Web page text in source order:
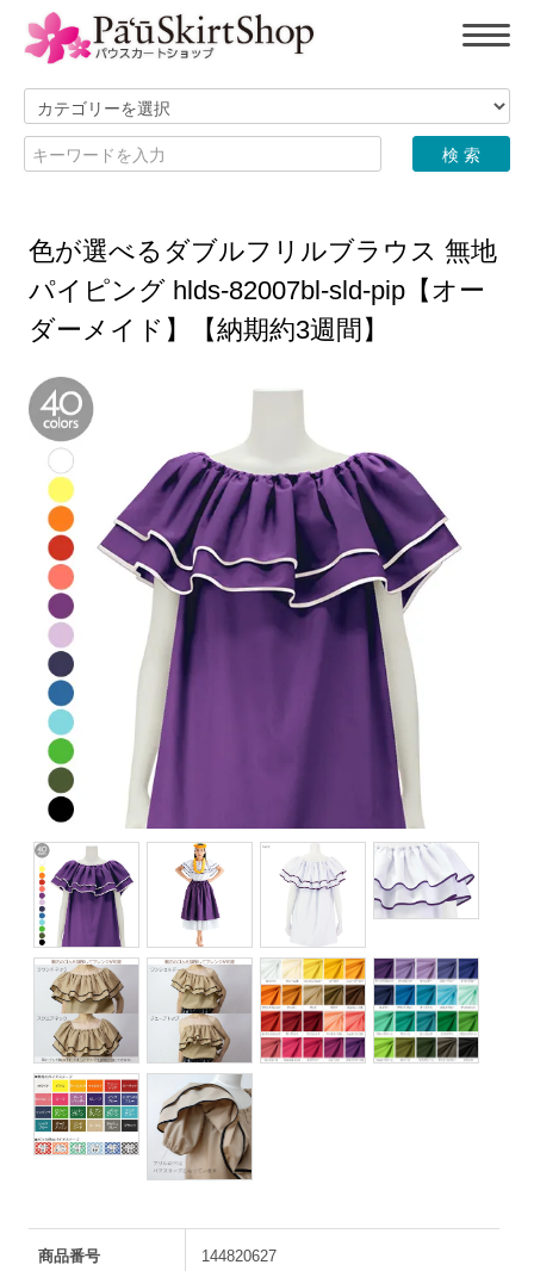
色が選べるダブルフリルブラウス 無地
パイピング hlds-82007bl-sld-pip【オー
ダーメイド】【納期約3週間】
商品番号 144820627